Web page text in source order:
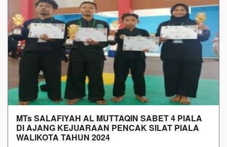
MTs SALAFIYAH AL MUTTAQIN SABET 4 PIALA
DI AJANG KEJUARAAN PENCAK SILAT PIALA
WALIKOTA TAHUN 2024